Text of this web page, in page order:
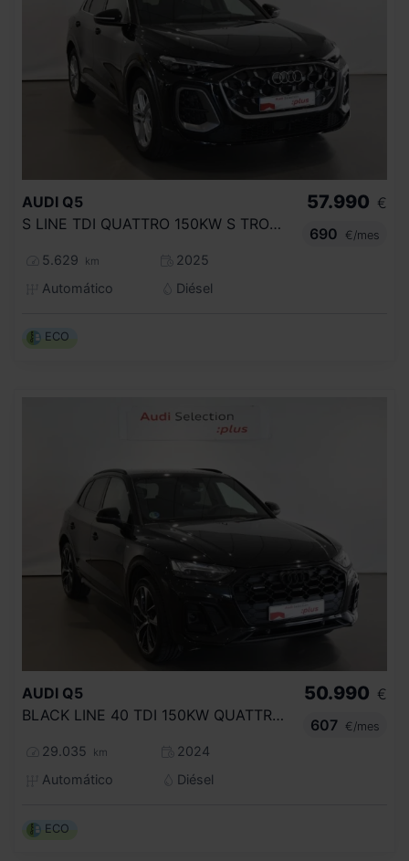
AUDI Q5
S LINE TDI QUATTRO 150KW S TRONIC
5.629 km
2025
Automático
Diésel
57.990 €
690
€/mes
ECO
AUDI Q5
BLACK LINE 40 TDI 150KW QUATTRO ULTRA
29.035 km
2024
Automático
Diésel
50.990 €
607
€/mes
ECO